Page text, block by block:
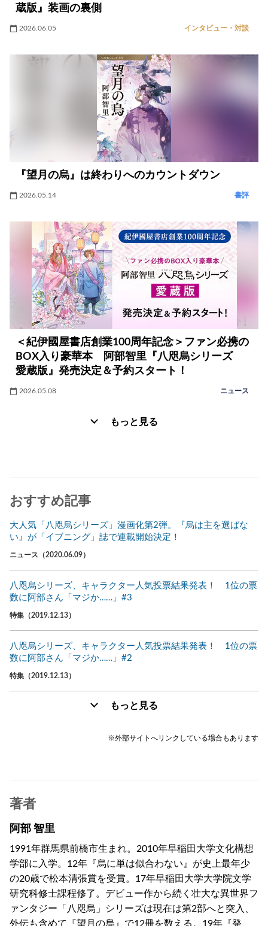
蔵版』装画の裏側
2026.06.05 インタビュー・対談
『望月の烏』は終わりへのカウントダウン
2026.05.14 書評
＜紀伊國屋書店創業100周年記念＞ファン必携の
BOX入り豪華本 阿部智里『八咫烏シリーズ
愛蔵版』発売決定＆予約スタート！
2026.05.08 ニュース
もっと見る
おすすめ記事
大人気「八咫烏シリーズ」漫画化第2弾。『烏は主を選ばな
い』が「イブニング」誌で連載開始決定！
ニュース（2020.06.09）
八咫烏シリーズ、キャラクター人気投票結果発表！ 1位の票
数に阿部さん「マジか……」#3
特集（2019.12.13）
八咫烏シリーズ、キャラクター人気投票結果発表！ 1位の票
数に阿部さん「マジか……」#2
特集（2019.12.13）
もっと見る
※外部サイトへリンクしている場合もあります
著者
阿部 智里
1991年群馬県前橋市生まれ。2010年早稲田大学文化構想
学部に入学。12年『烏に単は似合わない』が史上最年少
の20歳で松本清張賞を受賞。17年早稲田大学大学院文学
研究科修士課程修了。デビュー作から続く壮大な異世界フ
ァンタジー「八咫烏」シリーズは現在は第2部へと突入、
外伝も含めて『望月の烏』で12冊を数える。19年『発